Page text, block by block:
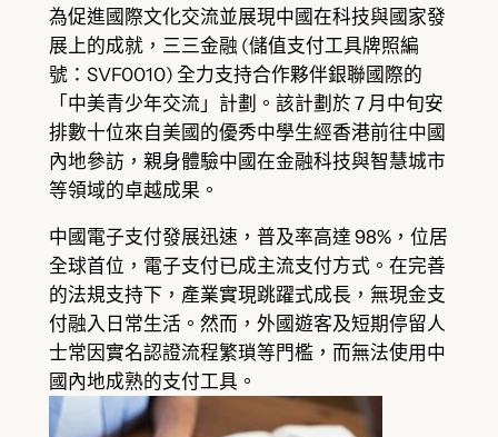
為促進國際文化交流並展現中國在科技與國家發
展上的成就，三三金融 (儲值支付工具牌照編
號：SVF0010) 全力支持合作夥伴銀聯國際的
「中美青少年交流」計劃。該計劃於 7 月中旬安
排數十位來自美國的優秀中學生經香港前往中國
內地參訪，親身體驗中國在金融科技與智慧城市
等領域的卓越成果。
中國電子支付發展迅速，普及率高達 98%，位居
全球首位，電子支付已成主流支付方式。在完善
的法規支持下，產業實現跳躍式成長，無現金支
付融入日常生活。然而，外國遊客及短期停留人
士常因實名認證流程繁瑣等門檻，而無法使用中
國內地成熟的支付工具。